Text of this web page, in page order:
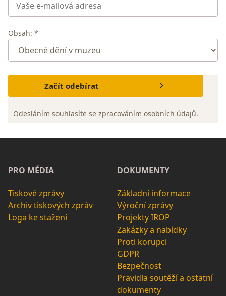
Obsah: *
Začít odebírat
Odesláním souhlasíte se zpracováním osobních údajů.
PRO MÉDIA
Tiskové zprávy
Archiv tiskových zpráv
Loga ke stažení
DOKUMENTY
Základní informace
Výroční zprávy
Projekty IROP
Zakázky a nabídky
Proti korupci
GDPR
Bezpečnost
Pravidla soutěží a ostatní
dokumenty